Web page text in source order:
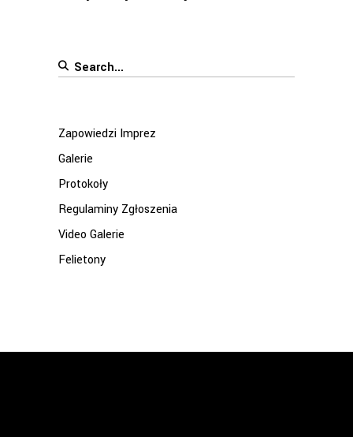
Search
Zapowiedzi Imprez
Galerie
Protokoły
Regulaminy Zgłoszenia
Video Galerie
Felietony